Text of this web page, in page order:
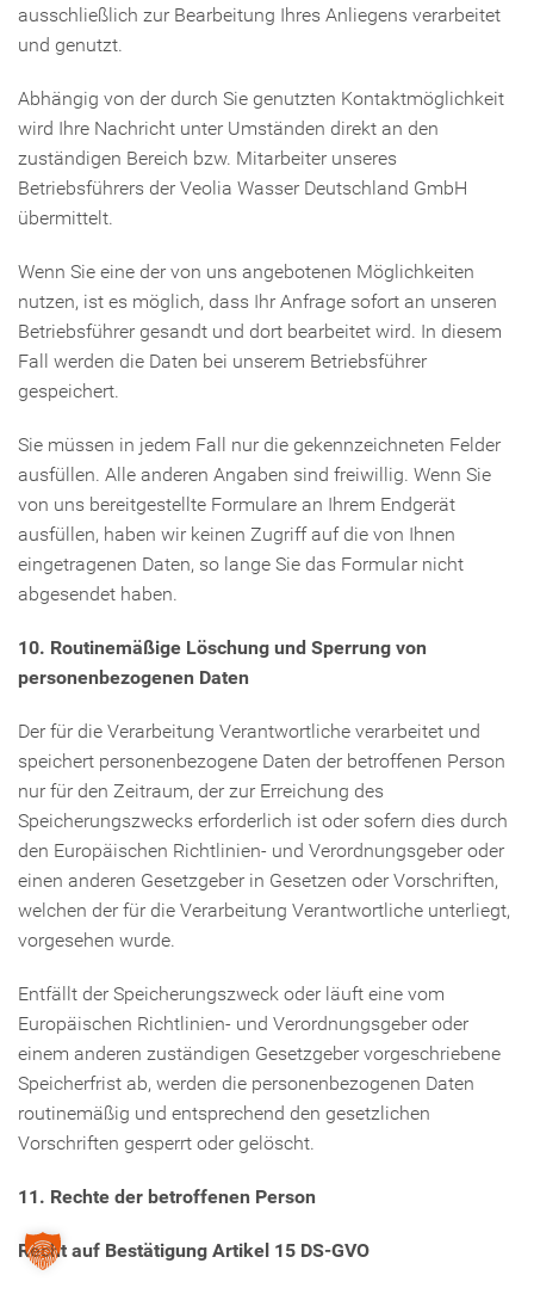
ausschließlich zur Bearbeitung Ihres Anliegens verarbeitet
und genutzt.
Abhängig von der durch Sie genutzten Kontaktmöglichkeit
wird Ihre Nachricht unter Umständen direkt an den
zuständigen Bereich bzw. Mitarbeiter unseres
Betriebsführers der Veolia Wasser Deutschland GmbH
übermittelt.
Wenn Sie eine der von uns angebotenen Möglichkeiten
nutzen, ist es möglich, dass Ihr Anfrage sofort an unseren
Betriebsführer gesandt und dort bearbeitet wird. In diesem
Fall werden die Daten bei unserem Betriebsführer
gespeichert.
Sie müssen in jedem Fall nur die gekennzeichneten Felder
ausfüllen. Alle anderen Angaben sind freiwillig. Wenn Sie
von uns bereitgestellte Formulare an Ihrem Endgerät
ausfüllen, haben wir keinen Zugriff auf die von Ihnen
eingetragenen Daten, so lange Sie das Formular nicht
abgesendet haben.
10. Routinemäßige Löschung und Sperrung von
personenbezogenen Daten
Der für die Verarbeitung Verantwortliche verarbeitet und
speichert personenbezogene Daten der betroffenen Person
nur für den Zeitraum, der zur Erreichung des
Speicherungszwecks erforderlich ist oder sofern dies durch
den Europäischen Richtlinien- und Verordnungsgeber oder
einen anderen Gesetzgeber in Gesetzen oder Vorschriften,
welchen der für die Verarbeitung Verantwortliche unterliegt,
vorgesehen wurde.
Entfällt der Speicherungszweck oder läuft eine vom
Europäischen Richtlinien- und Verordnungsgeber oder
einem anderen zuständigen Gesetzgeber vorgeschriebene
Speicherfrist ab, werden die personenbezogenen Daten
routinemäßig und entsprechend den gesetzlichen
Vorschriften gesperrt oder gelöscht.
11. Rechte der betroffenen Person
Recht auf Bestätigung Artikel 15 DS-GVO